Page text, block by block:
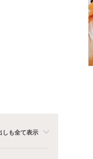
しも全て表示